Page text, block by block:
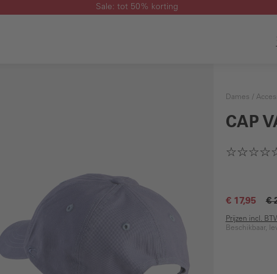
Sale: tot 50% korting
Dames
CAP
€ 17,95 €
Prijzen incl.
Beschikbaar,